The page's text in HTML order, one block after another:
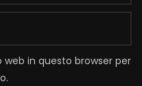
in questo browser per